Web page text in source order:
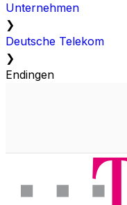
Unternehmen
❯
Deutsche Telekom
❯
Endingen